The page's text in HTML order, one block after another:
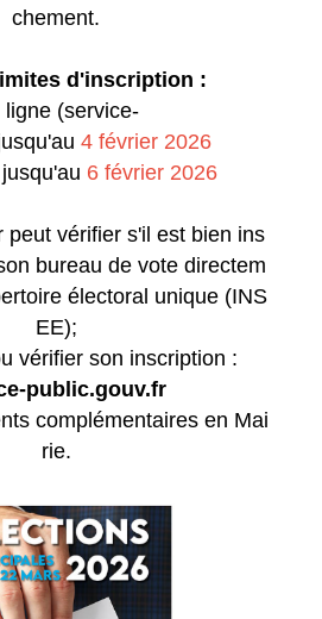
chement.
d'inscription :
ligne (service-
4 février 2026
6 février 2026
peut vérifier s'il est bien ins
bureau de vote directem
électoral unique (INS
EE);
vérifier son inscription :
public.gouv.fr
complémentaires en Mai
rie.